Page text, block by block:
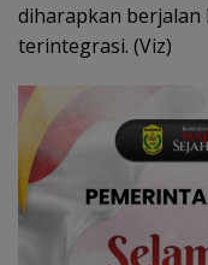
diharapkan berjalan
terintegrasi. (Viz)